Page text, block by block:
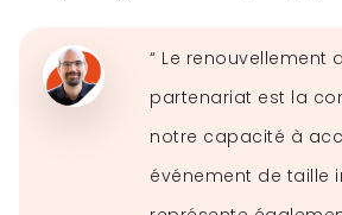
“ Le renouvellement
partenariat est la
notre capacité à
événement de taille